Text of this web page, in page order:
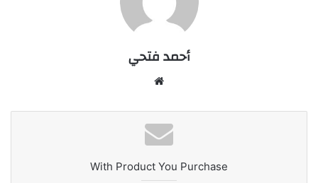
أحمد فتحي
With Product You Purchase